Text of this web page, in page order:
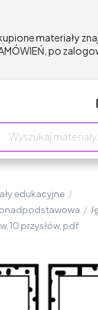
materiały
po
edukacyjne /
/
10 przysłów, pdf